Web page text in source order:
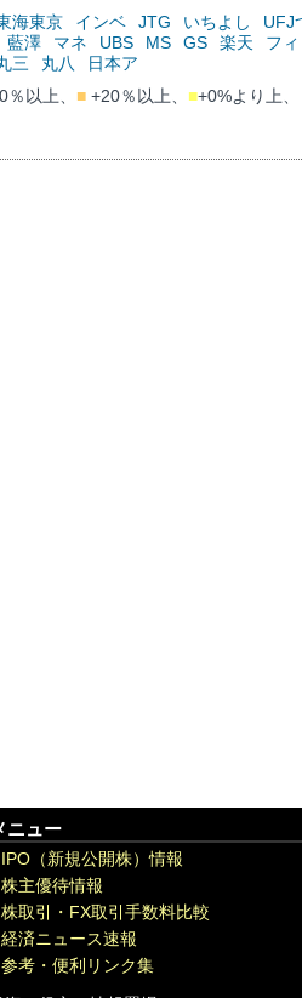
海東京 インベ JTG いちよし UFJ
藍澤 マネ UBS MS GS 楽天 フィ
三 丸八
日本ア
％以上、 ■+20％以上、 ■+0%より上、
ニュー
IPO（新規公開株）情報
株主優待情報
株取引・FX取引手数料比較
経済ニュース速報
参考・便利リンク集